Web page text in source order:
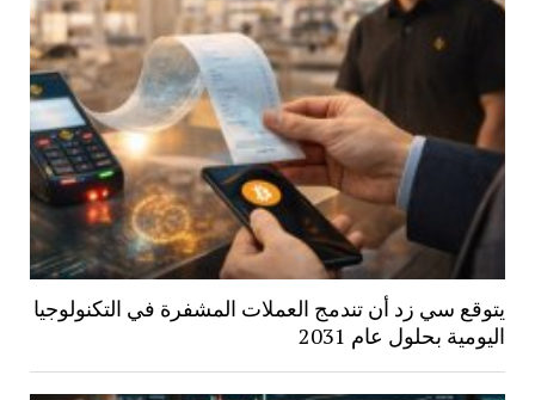
يتوقع سي زد أن تندمج العملات المشفرة في التكنولوجيا
اليومية بحلول عام 2031